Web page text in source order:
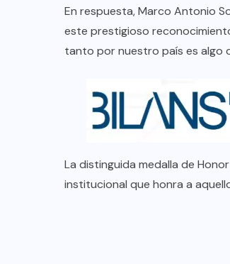
En respuesta, Marco Antonio
este prestigioso
tanto por nuestro país es algo
La distinguida medalla de
institucional que honra a